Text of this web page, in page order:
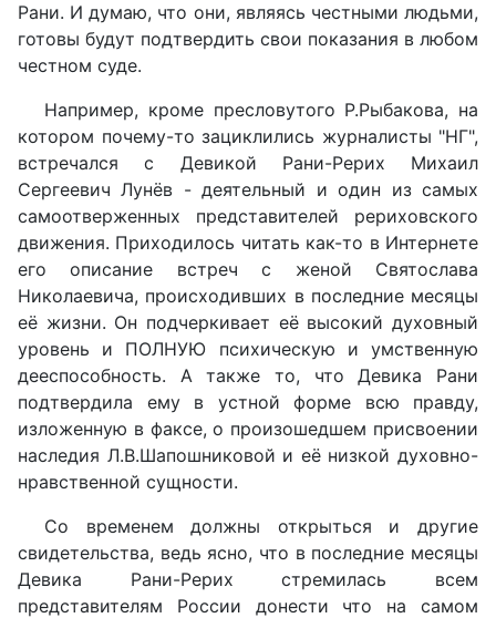
Рани. И думаю, что они, являясь честными людьми,
готовы будут подтвердить свои показания в любом
честном суде.
Например, кроме пресловутого Р.Рыбакова, на
котором почему-то зациклились журналисты "НГ",
встречался с Девикой Рани-Рерих Михаил
Сергеевич Лунёв - деятельный и один из самых
самоотверженных представителей рериховского
движения. Приходилось читать как-то в Интернете
его описание встреч с женой Святослава
Николаевича, происходивших в последние месяцы
её жизни. Он подчеркивает её высокий духовный
уровень и ПОЛНУЮ психическую и умственную
дееспособность. А также то, что Девика Рани
подтвердила ему в устной форме всю правду,
изложенную в факсе, о произошедшем присвоении
наследия Л.В.Шапошниковой и её низкой духовно-
нравственной сущности.
Со временем должны открыться и другие
свидетельства, ведь ясно, что в последние месяцы
Девика Рани-Рерих стремилась всем
представителям России донести что на самом